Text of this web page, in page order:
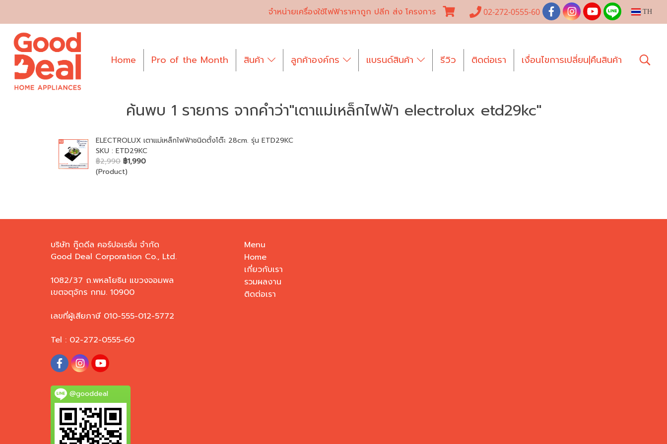
จำหน่ายเครื่องใช้ไฟฟ้าราคาถูก ปลีก ส่ง โครงการ 02-272-0555-60 TH
Home Pro of the Month สินค้า ลูกค้าองค์กร แบรนด์สินค้า รีวิว ติดต่อเรา เงื่อนไขการเปลี่ยน|คืนสินค้า
ค้นพบ 1 รายการ จากคำว่า"เตาแม่เหล็กไฟฟ้า electrolux etd29kc"
ELECTROLUX เตาแม่เหล็กไฟฟ้าชนิดตั้งโต๊ะ 28cm. รุ่น ETD29KC
SKU : ETD29KC
฿2,990 ฿1,990
(Product)
บริษัท กู๊ดดีล คอร์ปอเรชั่น จำกัด
Good Deal Corporation Co., Ltd.
1082/37 ถ.พหลโยธิน แขวงจอมพล
เขตจตุจักร กทม. 10900
เลขที่ผู้เสียภาษี 010-555-012-5772
Tel : 02-272-0555-60
@gooddeal
Menu
Home
เกี่ยวกับเรา
รวมผลงาน
ติดต่อเรา